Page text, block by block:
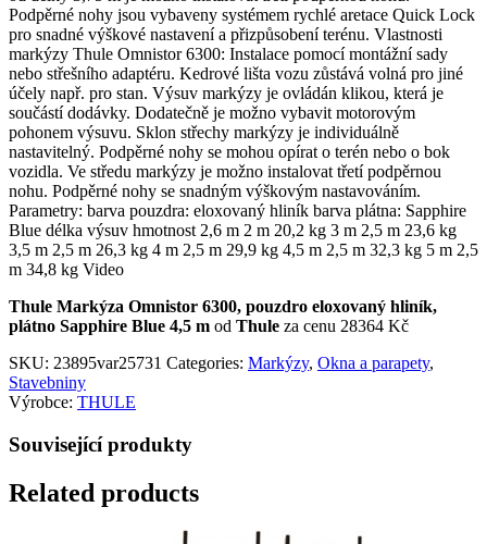
Podpěrné nohy jsou vybaveny systémem rychlé aretace Quick Lock
pro snadné výškové nastavení a přizpůsobení terénu. Vlastnosti
markýzy Thule Omnistor 6300: Instalace pomocí montážní sady
nebo střešního adaptéru. Kedrové lišta vozu zůstává volná pro jiné
účely např. pro stan. Výsuv markýzy je ovládán klikou, která je
součástí dodávky. Dodatečně je možno vybavit motorovým
pohonem výsuvu. Sklon střechy markýzy je individuálně
nastavitelný. Podpěrné nohy se mohou opírat o terén nebo o bok
vozidla. Ve středu markýzy je možno instalovat třetí podpěrnou
nohu. Podpěrné nohy se snadným výškovým nastavováním.
Parametry: barva pouzdra: eloxovaný hliník barva plátna: Sapphire
Blue délka výsuv hmotnost 2,6 m 2 m 20,2 kg 3 m 2,5 m 23,6 kg
3,5 m 2,5 m 26,3 kg 4 m 2,5 m 29,9 kg 4,5 m 2,5 m 32,3 kg 5 m 2,5
m 34,8 kg Video
Thule Markýza Omnistor 6300, pouzdro eloxovaný hliník,
plátno Sapphire Blue 4,5 m od Thule za cenu 28364 Kč
SKU: 23895var25731 Categories: Markýzy, Okna a parapety,
Stavebniny
Výrobce: THULE
Související produkty
Related products